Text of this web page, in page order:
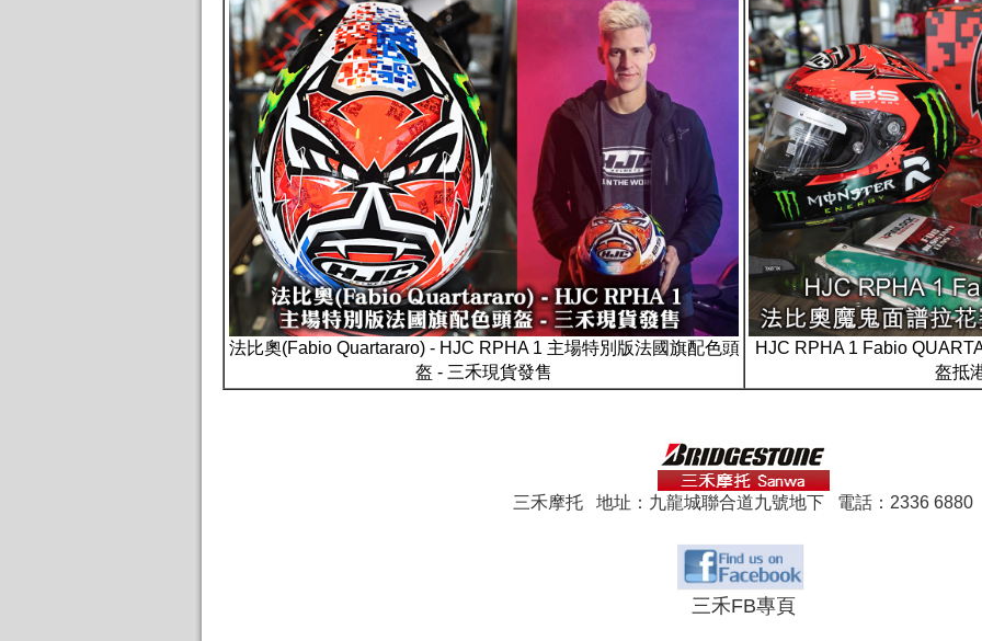
法比奧(Fabio Quartararo) - HJC RPHA 1 主場特別版法國旗配色頭
盔 - 三禾現貨發售
HJC RPHA 1 Fabio
盔抵
三禾摩托 地址：九龍城聯合道九號地下 電話：2336 6880
三禾FB專頁